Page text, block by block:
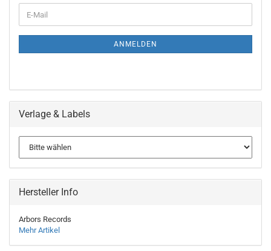
ZUR
E-
Mail
ANMELDEN
Verlage & Labels
Hersteller Info
Arbors Records
Mehr Artikel